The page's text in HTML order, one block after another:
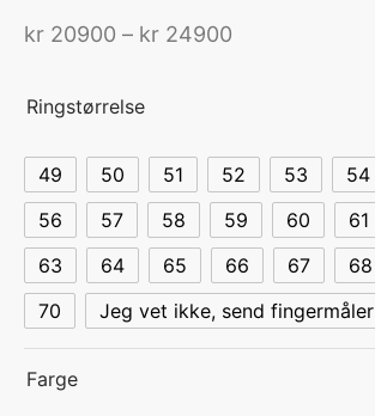
kr 20900 – kr 24900
Ringstørrelse
49 50 51 52 53 54
56
57 58 59 60 61
63
64 65 66 67 68
70
Jeg vet ikke, send fingermåler
Farge